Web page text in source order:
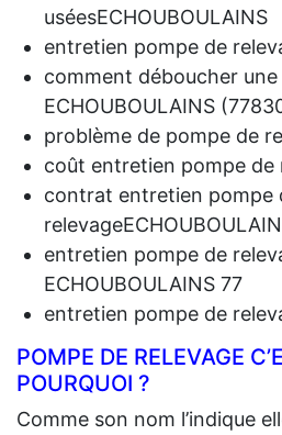
uséesECHOUBOULAINS
entretien pompe de
comment déboucher
ECHOUBOULAINS
problème de pompe de
coût entretien pompe de
contrat entretien pompe
entretien pompe de
ECHOUBOULAINS 77
entretien pompe de
POMPE DE RELEVAGE
POURQUOI ?
Comme son nom l’indique